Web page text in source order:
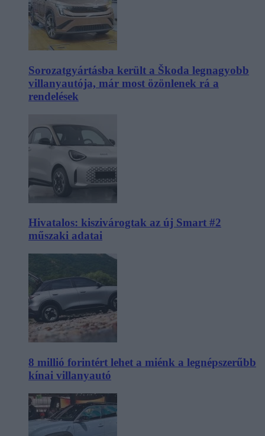
Sorozatgyártásba került a Škoda legnagyobb
villanyautója, már most özönlenek rá a
rendelések
Hivatalos: kiszivárogtak az új Smart #2
műszaki adatai
8 millió forintért lehet a miénk a legnépszerűbb
kínai villanyautó